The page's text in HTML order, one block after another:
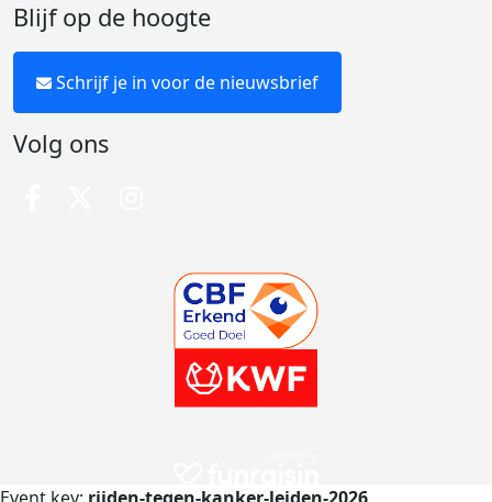
Blijf op de hoogte
Schrijf je in voor de nieuwsbrief
Volg ons